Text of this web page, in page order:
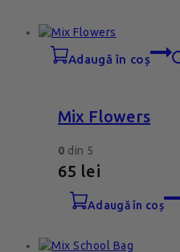
adaugă în coș
Mix Flowers
0 din 5
65 lei
adaugă în coș